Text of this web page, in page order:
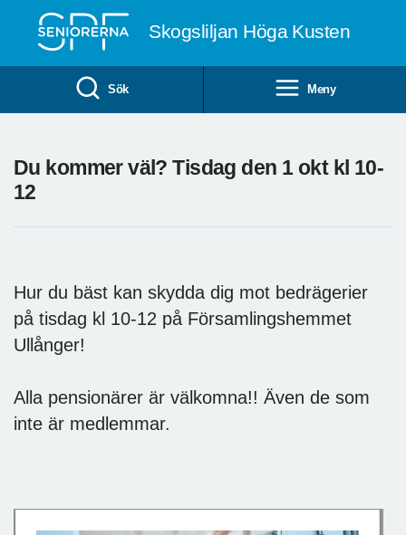
Skogsliljan Höga Kusten
Sök Meny
Du kommer väl? Tisdag den 1 okt kl 10-
12
Hur du bäst kan skydda dig mot bedrägerier
på tisdag kl 10-12 på Församlingshemmet
Ullånger!
Alla pensionärer är välkomna!! Även de som
inte är medlemmar.